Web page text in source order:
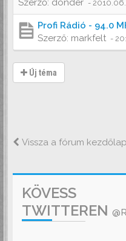
Szerző: donder -
Profi Rádió - 94.0
Szerző: markfelt -
Új téma
Vissza a fórum
KÖVESS
TWITTEREN